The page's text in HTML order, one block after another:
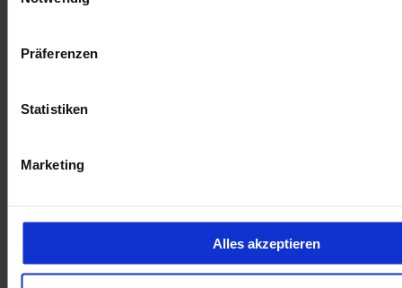
Präferenzen
Statistiken
Marketing
Alles akzeptieren